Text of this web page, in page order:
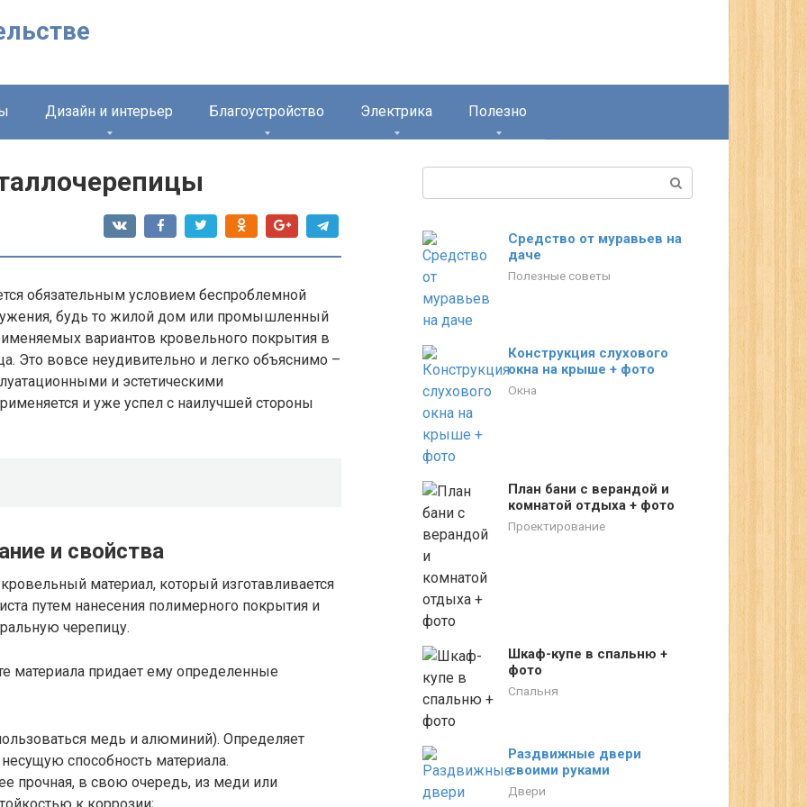
Дизайн и интерьер Благоустройство Электрика Полезно
обязательным условием беспроблемной
будь то жилой дом или промышленный
вариантов кровельного покрытия в
Это вовсе неудивительно и легко объяснимо –
и эстетическими
и уже успел с наилучшей стороны
и свойства
материал, который изготавливается
путем нанесения полимерного покрытия и
черепицу.
материала придает ему определенные
медь и алюминий). Определяет
способность материала.
прочная, в свою очередь, из меди или
Средство от муравьев на
даче
Полезные советы
Конструкция слухового
окна на крыше + фото
Окна
План бани с верандой и
комнатой отдыха + фото
Проектирование
Шкаф-купе в спальню +
фото
Спальня
Раздвижные двери
своими руками
Двери